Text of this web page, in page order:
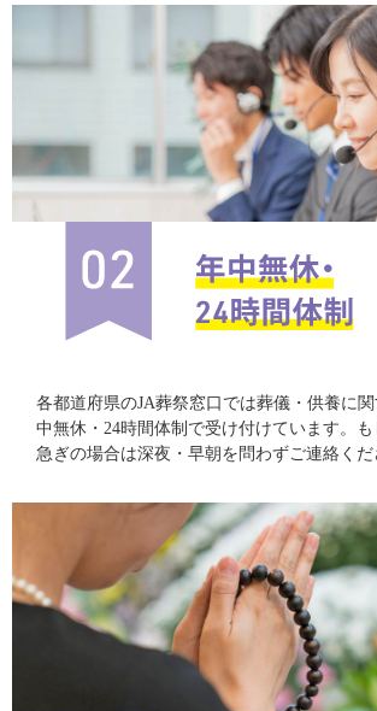
各都道府県のJA葬祭窓口では葬儀・供養に
中無休・24時間体制で受け付けています。
急ぎの場合は深夜・早朝を問わずご連絡くだ